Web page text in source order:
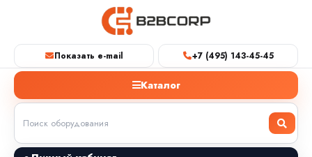
Показать e-mail +7 (495) 143-45-45
Каталог